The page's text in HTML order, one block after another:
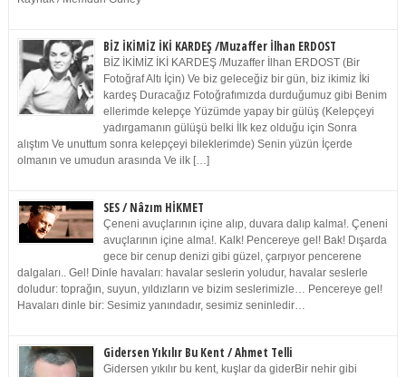
BİZ İKİMİZ İKİ KARDEŞ /Muzaffer İlhan ERDOST
BİZ İKİMİZ İKİ KARDEŞ /Muzaffer İlhan ERDOST (Bir
Fotoğraf Altı İçin) Ve biz geleceğiz bir gün, biz ikimiz İki
kardeş Duracağız Fotoğrafımızda durduğumuz gibi Benim
ellerimde kelepçe Yüzümde yapay bir gülüş (Kelepçeyi
yadırgamanın gülüşü belki İlk kez olduğu için Sonra
alıştım Ve unuttum sonra kelepçeyi bileklerimde) Senin yüzün İçerde
olmanın ve umudun arasında Ve ilk […]
SES / Nâzım HİKMET
Çeneni avuçlarının içine alıp, duvara dalıp kalma!. Çeneni
avuçlarının içine alma!. Kalk! Pencereye gel! Bak! Dışarda
gece bir cenup denizi gibi güzel, çarpıyor pencerene
dalgaları.. Gel! Dinle havaları: havalar seslerin yoludur, havalar seslerle
doludur: toprağın, suyun, yıldızların ve bizim seslerimizle… Pencereye gel!
Havaları dinle bir: Sesimiz yanındadır, sesimiz seninledir…
Gidersen Yıkılır Bu Kent / Ahmet Telli
Gidersen yıkılır bu kent, kuşlar da giderBir nehir gibi